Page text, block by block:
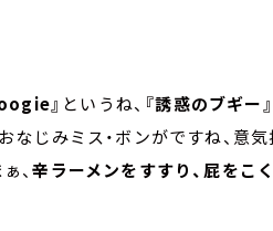
』 というね、 『誘惑のブギー』
なじみミス・ボンがですね、意
、辛ラーメンをすすり、屁をこく